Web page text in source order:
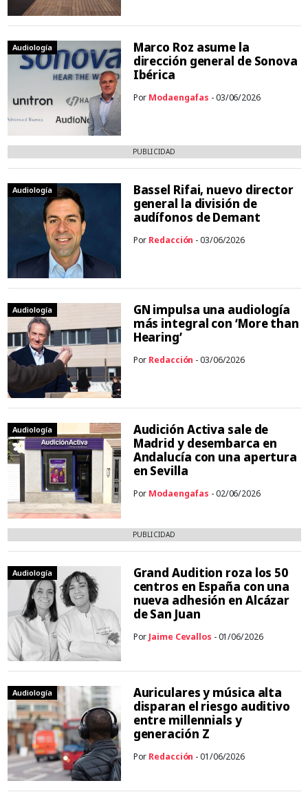
Audiología
Marco Roz asume la
dirección general de Sonova
Ibérica
Por Modaengafas - 03/06/2026
PUBLICIDAD
Audiología
Bassel Rifai, nuevo director
general la división de
audífonos de Demant
Por Redacción - 03/06/2026
Audiología
GN impulsa una audiología
más integral con ‘More than
Hearing’
Por Redacción - 03/06/2026
Audiología
Audición Activa sale de
Madrid y desembarca en
Andalucía con una apertura
en Sevilla
Por Modaengafas - 02/06/2026
PUBLICIDAD
Audiología
Grand Audition roza los 50
centros en España con una
nueva adhesión en Alcázar
de San Juan
Por Jaime Cevallos - 01/06/2026
Audiología
Auriculares y música alta
disparan el riesgo auditivo
entre millennials y
generación Z
Por Redacción - 01/06/2026